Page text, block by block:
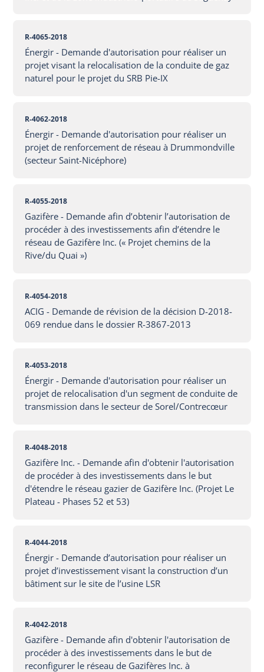
R-4065-2018
Énergir - Demande d'autorisation pour réaliser un
projet visant la relocalisation de la conduite de gaz
naturel pour le projet du SRB Pie-IX
R-4062-2018
Énergir - Demande d'autorisation pour réaliser un
projet de renforcement de réseau à Drummondville
(secteur Saint-Nicéphore)
R-4055-2018
Gazifère - Demande afin d’obtenir l’autorisation de
procéder à des investissements afin d’étendre le
réseau de Gazifère Inc. (« Projet chemins de la
Rive/du Quai »)
R-4054-2018
ACIG - Demande de révision de la décision D-2018-
069 rendue dans le dossier R-3867-2013
R-4053-2018
Énergir - Demande d'autorisation pour réaliser un
projet de relocalisation d'un segment de conduite de
transmission dans le secteur de Sorel/Contrecœur
R-4048-2018
Gazifère Inc. - Demande afin d'obtenir l'autorisation
de procéder à des investissements dans le but
d'étendre le réseau gazier de Gazifère Inc. (Projet Le
Plateau - Phases 52 et 53)
R-4044-2018
Énergir - Demande d’autorisation pour réaliser un
projet d’investissement visant la construction d’un
bâtiment sur le site de l’usine LSR
R-4042-2018
Gazifère - Demande afin d'obtenir l'autorisation de
procéder à des investissements dans le but de
reconfigurer le réseau de Gazifères Inc. à